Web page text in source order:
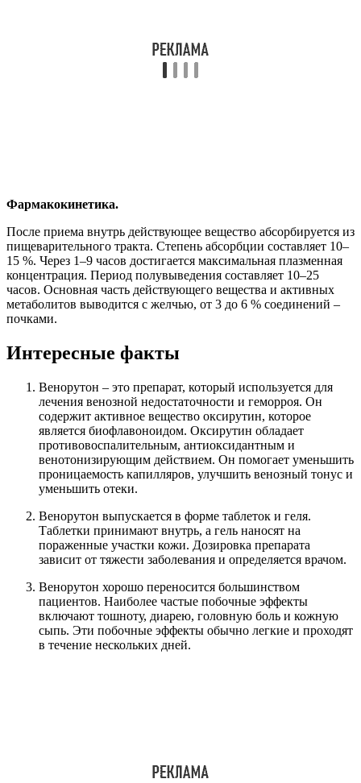
Фармакокинетика.
После приема внутрь действующее вещество абсорбируется из
пищеварительного тракта. Степень абсорбции составляет 10–
15 %. Через 1–9 часов достигается максимальная плазменная
концентрация. Период полувыведения составляет 10–25
часов. Основная часть действующего вещества и активных
метаболитов выводится с желчью, от 3 до 6 % соединений –
почками.
Интересные факты
Венорутон – это препарат, который используется для
лечения венозной недостаточности и геморроя. Он
содержит активное вещество оксирутин, которое
является биофлавоноидом. Оксирутин обладает
противовоспалительным, антиоксидантным и
венотонизирующим действием. Он помогает уменьшить
проницаемость капилляров, улучшить венозный тонус и
уменьшить отеки.
Венорутон выпускается в форме таблеток и геля.
Таблетки принимают внутрь, а гель наносят на
пораженные участки кожи. Дозировка препарата
зависит от тяжести заболевания и определяется врачом.
Венорутон хорошо переносится большинством
пациентов. Наиболее частые побочные эффекты
включают тошноту, диарею, головную боль и кожную
сыпь. Эти побочные эффекты обычно легкие и проходят
в течение нескольких дней.